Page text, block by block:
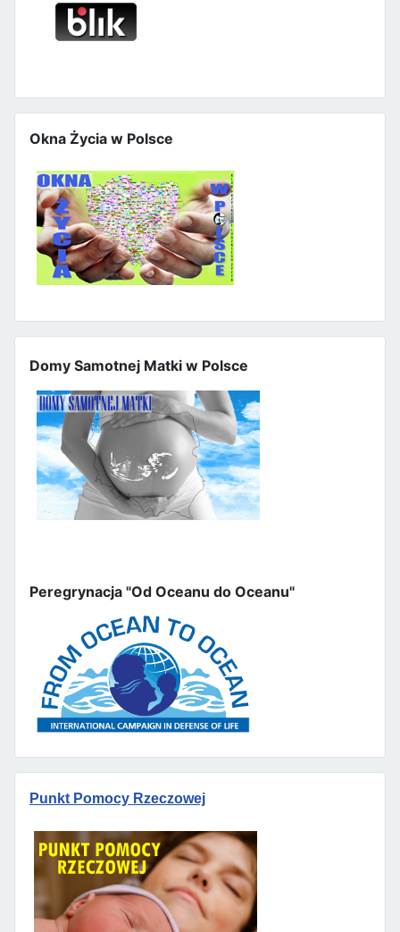
Okna Życia w Polsce
Domy Samotnej Matki w Polsce
Peregrynacja "Od Oceanu do Oceanu"
Punkt Pomocy Rzeczowej